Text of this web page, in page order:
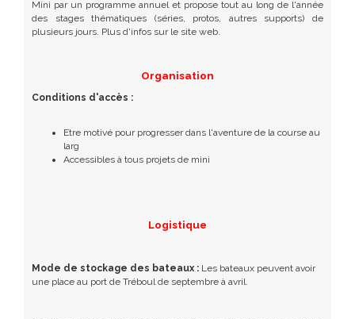
Mini par un programme annuel et propose tout au long de l'année
des stages thématiques (séries, protos, autres supports) de
plusieurs jours. Plus d'infos sur le site web.
Organisation
Conditions d'accès :
Etre motivé pour progresser dans l'aventure de la course au
larg
Accessibles à tous projets de mini
Logistique
Mode de stockage des bateaux : Les bateaux peuvent avoir
une place au port de Tréboul de septembre à avril.